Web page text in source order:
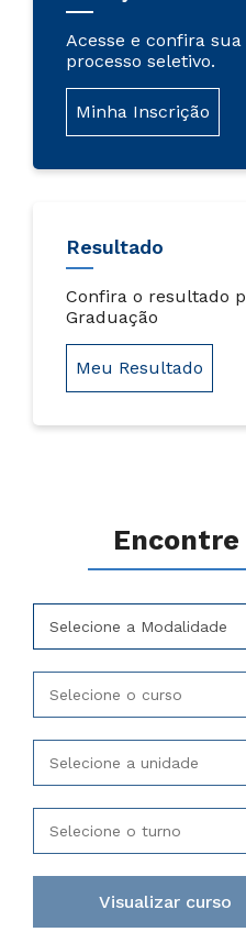
Acesse e confira
processo seletivo.
Minha Inscrição
Resultado
Confira o resultado
Graduação
Meu Resultado
Encontre
Selecione a Modalidade
Selecione o curso
Selecione a unidade
Selecione o turno
Visualizar curso